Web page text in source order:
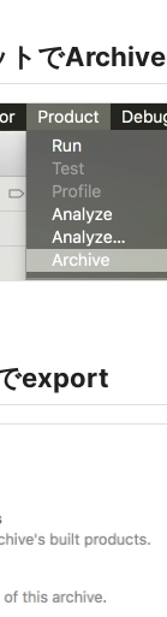
トでArchive
export